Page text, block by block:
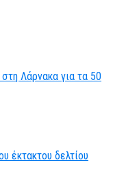
Λάρνακα για τα 50
έκτακτου δελτίου